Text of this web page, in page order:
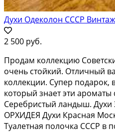
Духи Одеколон СССР Винтаж
2 500 руб.
Продам коллекцию
очень стойкий. Отличный
коллекции. Супер подарок,
который знает эти ароматы
Серебристый ландыш. Духи
ОРХИДЕЯ Духи Красная
Туалетная полочка СССР в